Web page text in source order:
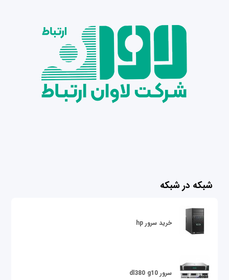
شبکه در شبکه
خرید سرور hp
سرور dl380 g10